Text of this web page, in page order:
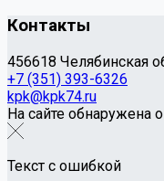
Контакты
456618 Челябинская
+7 (351) 393-6326
kpk@kpk74.ru
На сайте обнаружена
Текст с ошибкой